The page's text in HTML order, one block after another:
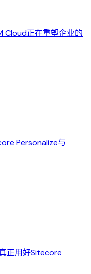
Cloud正在重塑企业的
Personalize与
正用好Sitecore